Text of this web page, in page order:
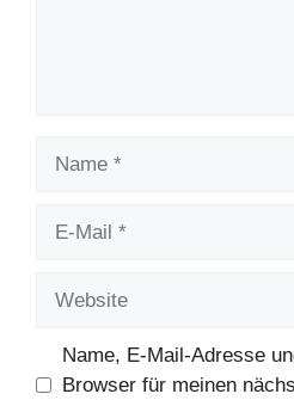
Name, E-Mail-Adresse
Browser für meinen